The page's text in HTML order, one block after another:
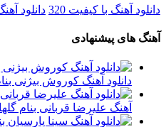
دانلود آهنگ با کیفیت 320 دانلود
آهنگ های پیشنهادی
دانلود آهنگ کوروش بیژنی
آهنگ علیرضا قربانی بنام